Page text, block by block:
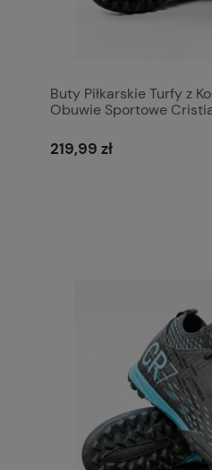
Buty Piłkarskie Turfy z
Obuwie Sportowe
219,99 zł